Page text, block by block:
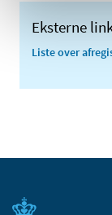
Eksterne
Liste over